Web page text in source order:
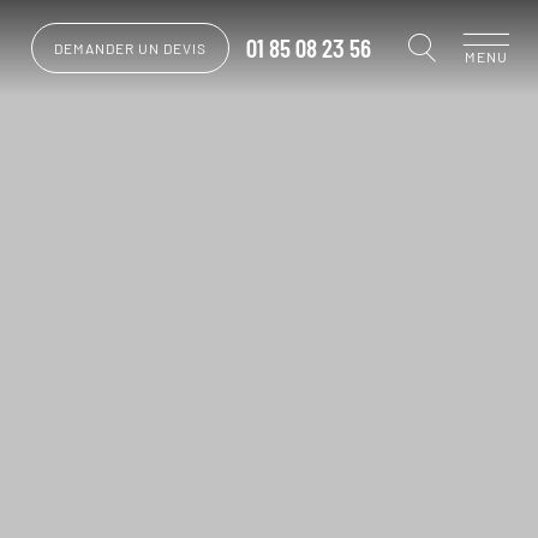
DEMANDER UN DEVIS 01 85 08 23 56 MENU